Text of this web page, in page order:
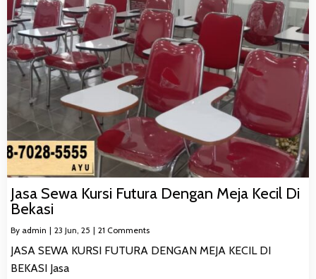
Jasa Sewa Kursi Futura Dengan Meja Kecil Di
Bekasi
By admin | 23 Jun, 25 | 21 Comments
JASA SEWA KURSI FUTURA DENGAN MEJA KECIL DI
BEKASI Jasa